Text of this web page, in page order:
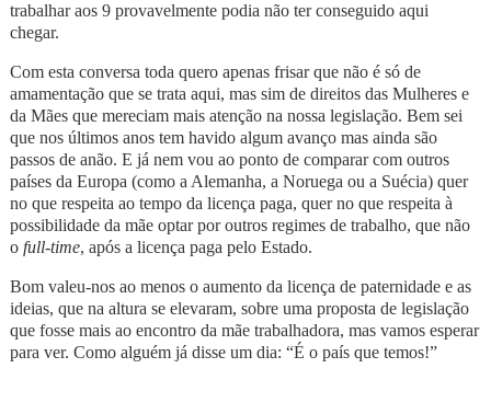
trabalhar aos 9 provavelmente podia não ter conseguido aqui
chegar.
Com esta conversa toda quero apenas frisar que não é só de
amamentação que se trata aqui, mas sim de direitos das Mulheres e
da Mães que mereciam mais atenção na nossa legislação. Bem sei
que nos últimos anos tem havido algum avanço mas ainda são
passos de anão. E já nem vou ao ponto de comparar com outros
países da Europa (como a Alemanha, a Noruega ou a Suécia) quer
no que respeita ao tempo da licença paga, quer no que respeita à
possibilidade da mãe optar por outros regimes de trabalho, que não
o full-time, após a licença paga pelo Estado.
Bom valeu-nos ao menos o aumento da licença de paternidade e as
ideias, que na altura se elevaram, sobre uma proposta de legislação
que fosse mais ao encontro da mãe trabalhadora, mas vamos esperar
para ver. Como alguém já disse um dia: “É o país que temos!”